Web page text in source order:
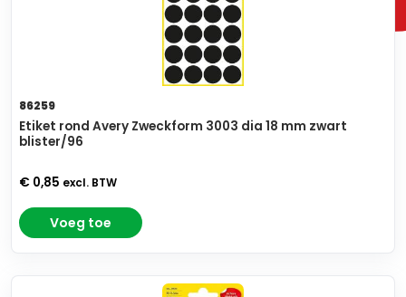
86259
Etiket rond Avery Zweckform 3003 dia 18 mm zwart
blister/96
€ 0,85 excl. BTW
Voeg toe